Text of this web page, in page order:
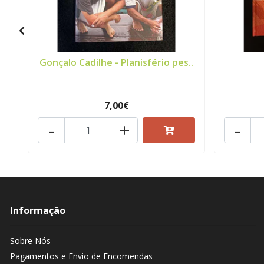
Gonçalo Cadilhe - Planisfério pes..
7,00€
+
- -
Informação
Sobre Nós
Pagamentos e Envio de Encomendas